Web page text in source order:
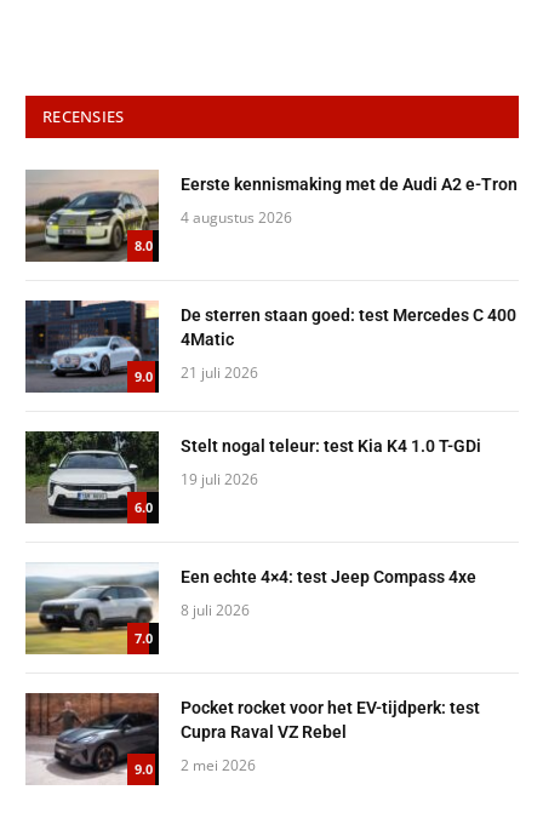
RECENSIES
8.0
Eerste kennismaking met de Audi A2 e-Tron
4 augustus 2026
9.0
De sterren staan goed: test Mercedes C 400
4Matic
21 juli 2026
6.0
Stelt nogal teleur: test Kia K4 1.0 T-GDi
19 juli 2026
7.0
Een echte 4×4: test Jeep Compass 4xe
8 juli 2026
9.0
Pocket rocket voor het EV-tijdperk: test
Cupra Raval VZ Rebel
2 mei 2026